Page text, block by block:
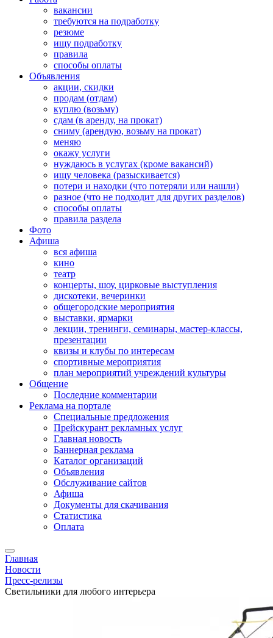
вакансии
требуются на подработку
резюме
ищу подработку
правила
способы оплаты
Объявления
акции, скидки
продам (отдам)
куплю (возьму)
сдам (в аренду, на прокат)
сниму (арендую, возьму на прокат)
меняю
окажу услуги
нуждаюсь в услугах (кроме вакансий)
ищу человека (разыскивается)
потери и находки (что потеряли или нашли)
разное (что не подходит для других разделов)
способы оплаты
правила раздела
Фото
Афиша
вся афиша
кино
театр
концерты, шоу, цирковые выступления
дискотеки, вечеринки
общегородские мероприятия
выставки, ярмарки
лекции, тренинги, семинары, мастер-классы,
презентации
квизы и клубы по интересам
спортивные мероприятия
план мероприятий учреждений культуры
Общение
Последние комментарии
Реклама на портале
Специальные предложения
Прейскурант рекламных услуг
Главная новость
Баннерная реклама
Каталог организаций
Объявления
Обслуживание сайтов
Афиша
Документы для скачивания
Статистика
Оплата
Главная
Новости
Пресс-релизы
Светильники для любого интерьера